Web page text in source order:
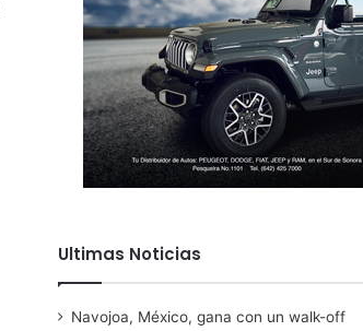
Ultimas Noticias
Navojoa, México, gana con un walk-off